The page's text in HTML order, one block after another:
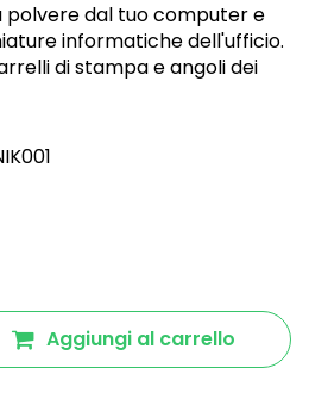
polvere dal tuo computer e
informatiche dell'ufficio.
di stampa e angoli dei
Aggiungi al carrello